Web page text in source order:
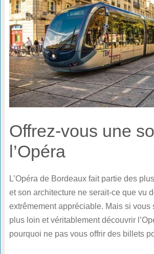
Offrez-vous une
l’Opéra
L’Opéra de Bordeaux fait partie des
et son architecture ne serait-ce que vu
extrêmement appréciable. Mais si vous
plus loin et véritablement découvrir
pourquoi ne pas vous offrir des billets